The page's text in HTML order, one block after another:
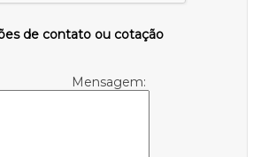
de contato ou cotação
Mensagem: